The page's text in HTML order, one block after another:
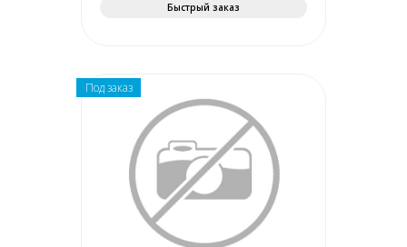
Быстрый заказ
Под заказ